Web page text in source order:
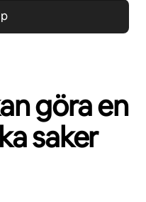
göra en
saker